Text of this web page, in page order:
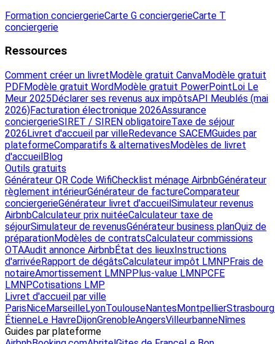
Formation conciergerieCarte G conciergerieCarte T
conciergerie
Ressources
Comment créer un livretModèle gratuit CanvaModèle gratuit
PDFModèle gratuit WordModèle gratuit PowerPointLoi Le
Meur 2025Déclarer ses revenus aux impôtsAPI Meublés (mai
2026)Facturation électronique 2026Assurance
conciergerieSIRET / SIREN obligatoireTaxe de séjour
2026Livret d'accueil par villeRedevance SACEMGuides par
plateformeComparatifs & alternativesModèles de livret
d'accueilBlog
Outils gratuits
Générateur QR Code WifiChecklist ménage AirbnbGénérateur
règlement intérieurGénérateur de factureComparateur
conciergerieGénérateur livret d'accueilSimulateur revenus
AirbnbCalculateur prix nuitéeCalculateur taxe de
séjourSimulateur de revenusGénérateur business planQuiz de
préparationModèles de contratsCalculateur commissions
OTAAudit annonce AirbnbÉtat des lieuxInstructions
d'arrivéeRapport de dégâtsCalculateur impôt LMNPFrais de
notaireAmortissement LMNPPlus-value LMNPCFE
LMNPCotisations LMP
Livret d'accueil par ville
ParisNiceMarseilleLyonToulouseNantesMontpellierStrasbourg
ÉtienneLe HavreDijonGrenobleAngersVilleurbanneNîmes
Guides par plateforme